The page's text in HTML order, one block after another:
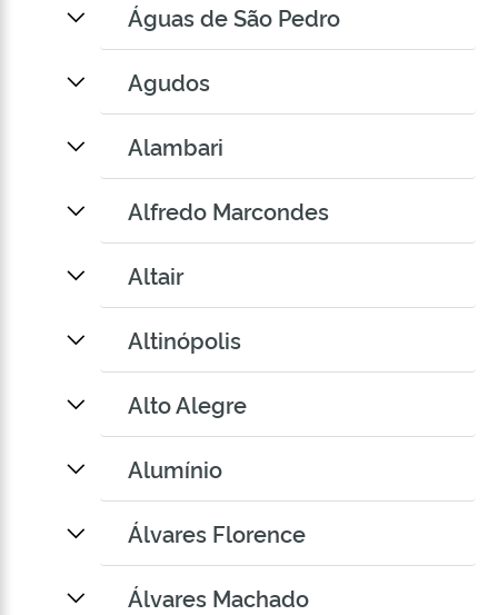
Águas de São Pedro
Agudos
Alambari
Alfredo Marcondes
Altair
Altinópolis
Alto Alegre
Alumínio
Álvares Florence
Álvares Machado